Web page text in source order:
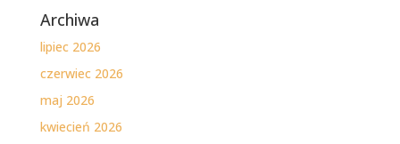
Archiwa
lipiec 2026
czerwiec 2026
maj 2026
kwiecień 2026